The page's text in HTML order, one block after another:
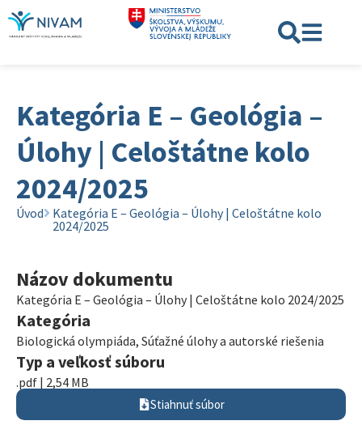
Kategória E – Geológia –
Úlohy | Celoštátne kolo
2024/2025
Úvod
Kategória E – Geológia – Úlohy | Celoštátne kolo
2024/2025
Názov dokumentu
Kategória E – Geológia – Úlohy | Celoštátne kolo 2024/2025
Kategória
Biologická olympiáda, Súťažné úlohy a autorské riešenia
Typ a veľkosť súboru
.pdf | 2,54 MB
Stiahnuť súbor